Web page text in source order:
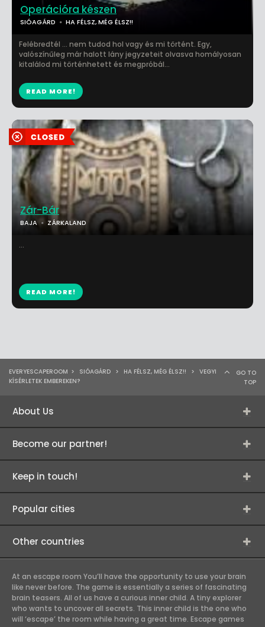
Operációra készen
SIÓAGÁRD HA FÉLSZ, MÉG ÉLSZ!!
Felébredtél ... nem tudod hol vagy és mi történt. Egy,
valószínűleg már halott lány jegyzeteit olvasva homályosan
kitalálod mi történhetett és megpróbál...
READ MORE!
Zár-Bár
BAJA ZÁRKALAND
...
READ MORE!
EVERYESCAPEROOM > SIÓAGÁRD > HA FÉLSZ, MÉG ÉLSZ!! > VEGYI
KÍSÉRLETEK EMBEREKEN?
GO TO
TOP
About Us
Become our partner!
Keep in touch!
Popular cities
Other countries
At an escape room You’ll have the opportunity to use your brain
like never before. The game is essentially a series of fascinating
brain teasers. All of us have a curious inner child. A tiny explorer
who wants to uncover all secrets. This inner child is the one who
will ‘escape’ the room while having a great time. Escape games